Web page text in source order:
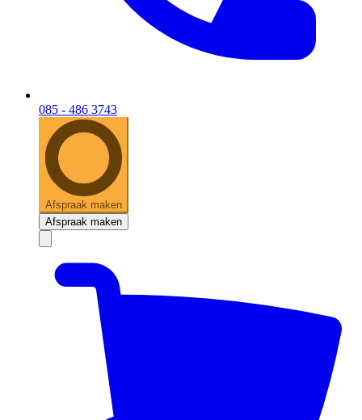
085 - 486 3743
Afspraak maken
Afspraak maken